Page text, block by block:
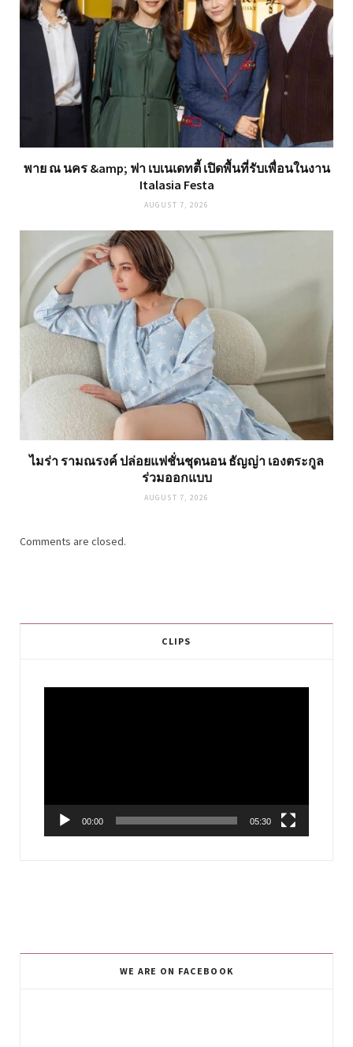
พาย ณ นคร &amp; ฟา เบเนเดทตี้ เปิดพื้นที่รับเพื่อนในงาน
Italasia Festa
AUGUST 7, 2026
ไมร่า รามณรงค์ ปล่อยแฟชั่นชุดนอน ธัญญ่า เองตระกูล
ร่วมออกแบบ
AUGUST 7, 2026
Comments are closed.
CLIPS
00:00 05:30
WE ARE ON FACEBOOK